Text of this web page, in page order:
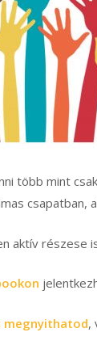
több mint
aktív részese
megnyithatod,